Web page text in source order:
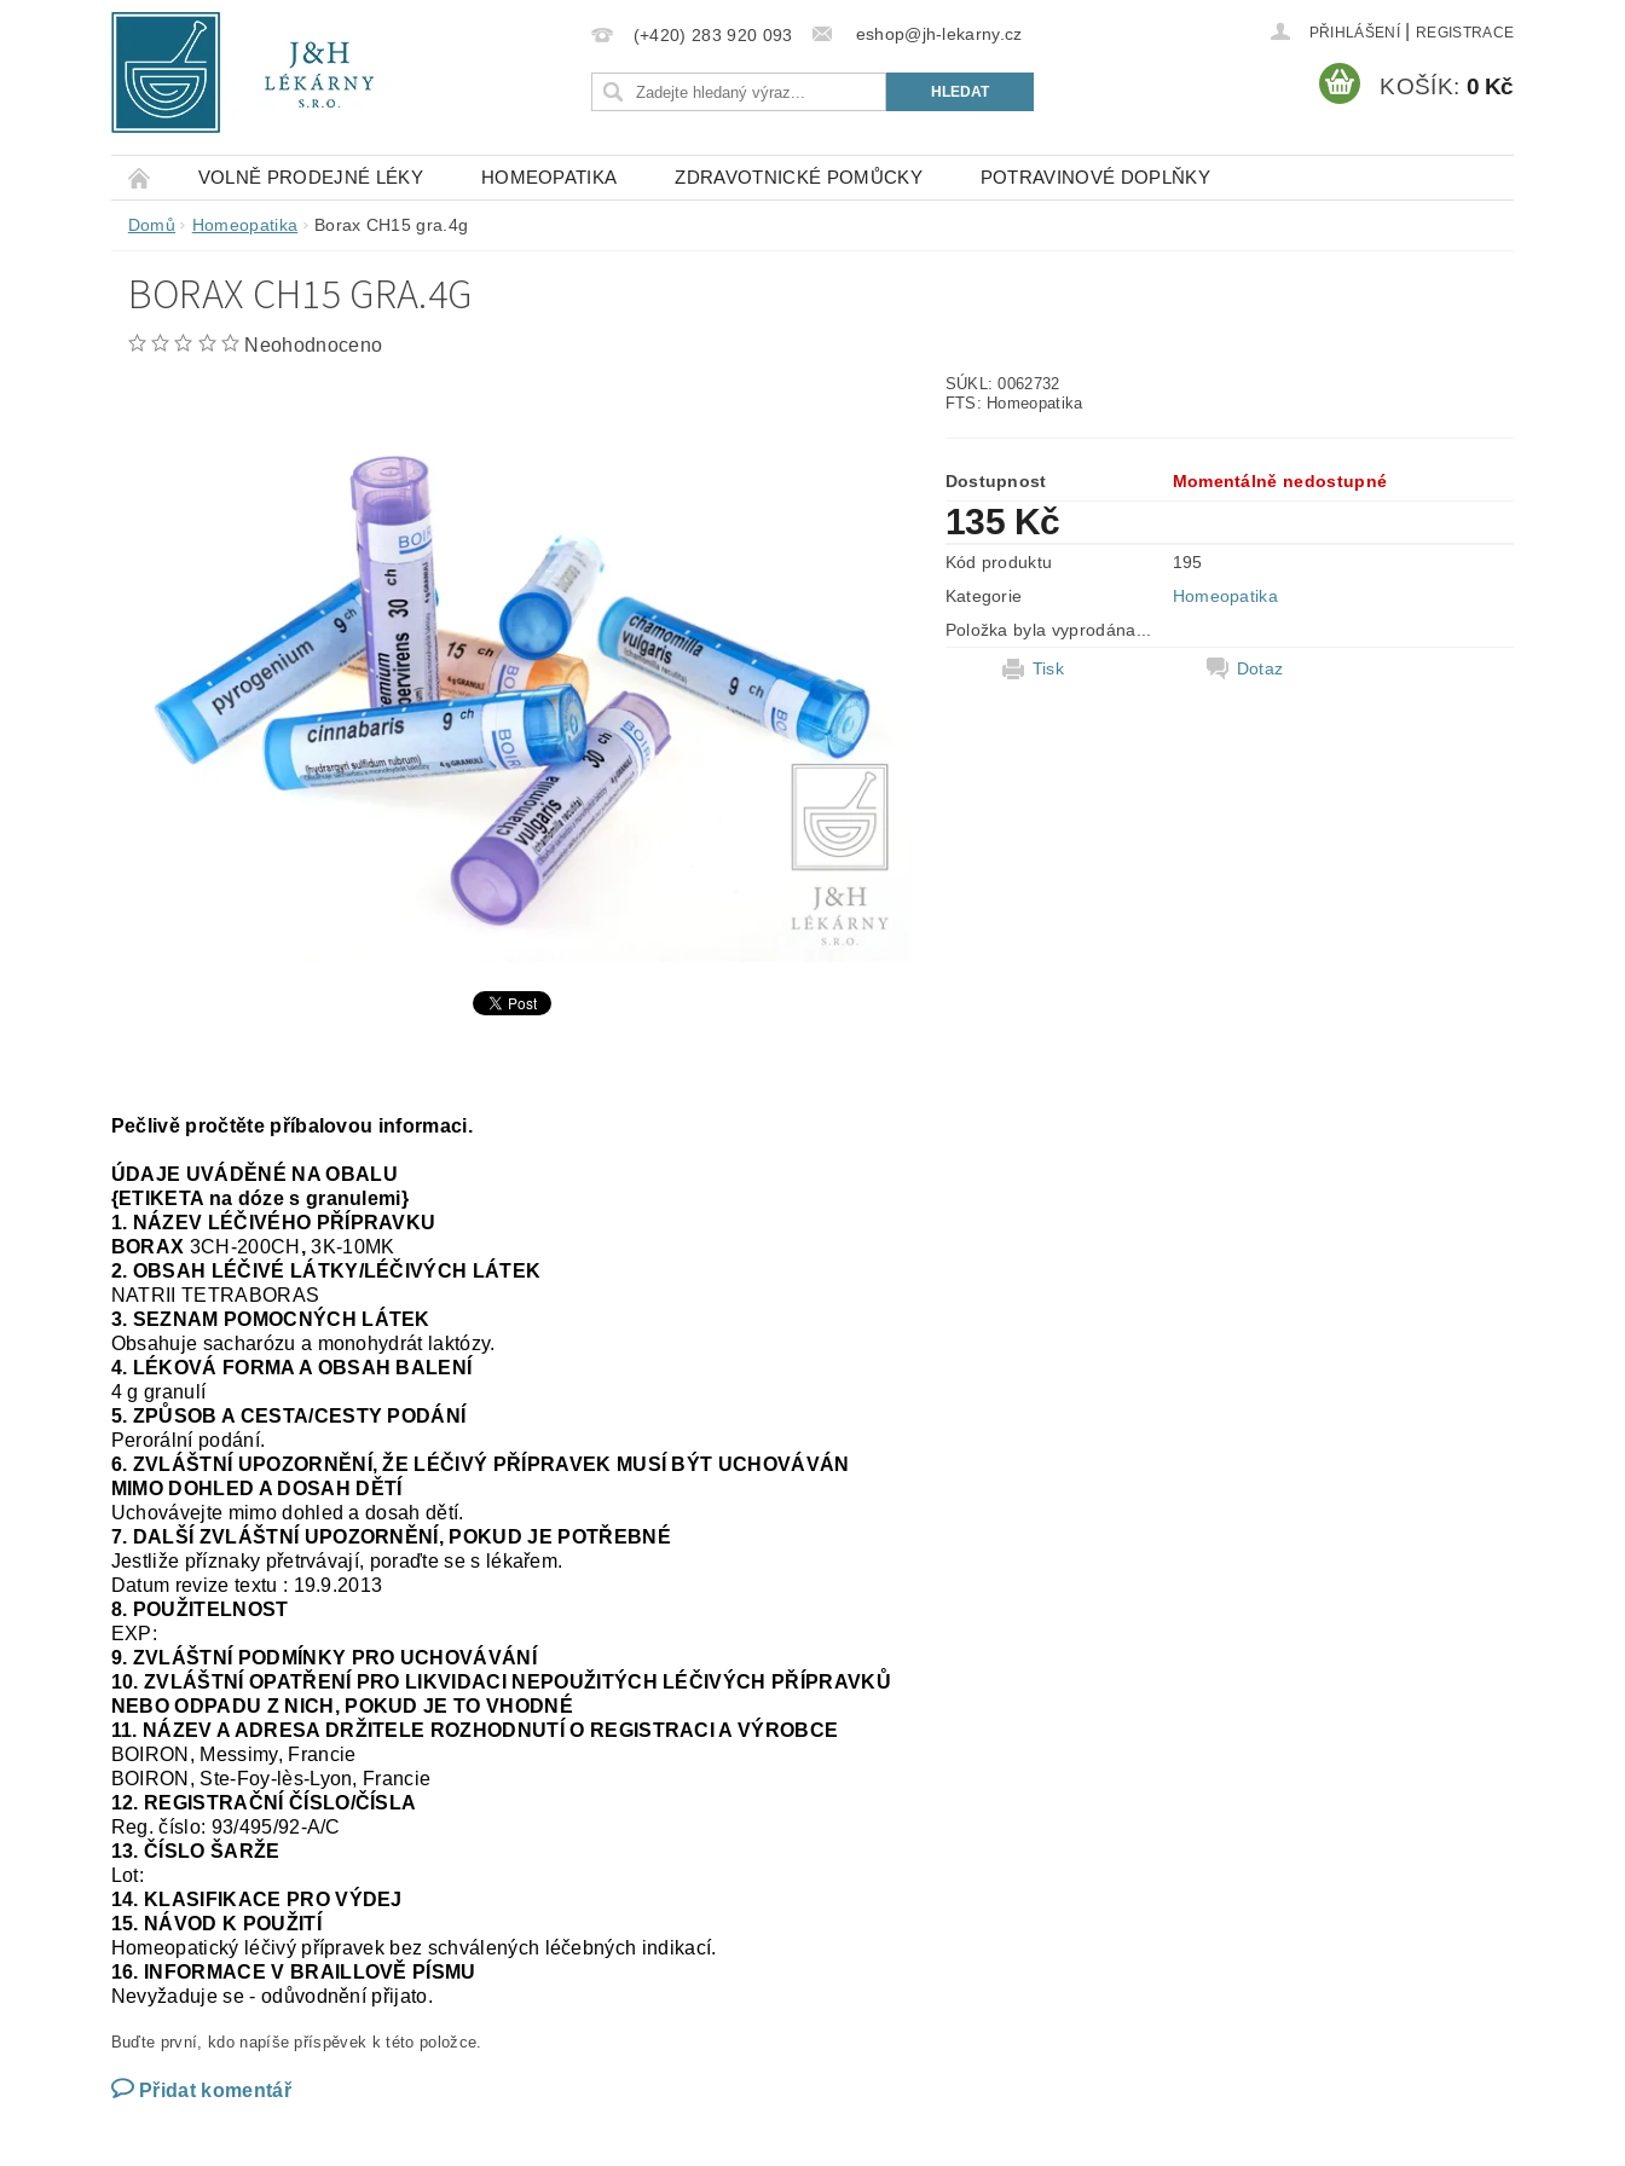
(+420) 283 920 093 eshop@jh-lekarny.cz PŘIHLÁŠENÍ REGISTRACE
KOŠÍK: 0 Kč
VOLNĚ PRODEJNÉ LÉKY HOMEOPATIKA ZDRAVOTNICKÉ POMŮCKY POTRAVINOVÉ DOPLŇKY
OBCHODNÍ PODMÍNKY KONTAKTY
Domů Homeopatika Borax CH15 gra.4g
BORAX CH15 GRA.4G
Neohodnoceno
SÚKL: 0062732
FTS: Homeopatika
Dostupnost Momentálně nedostupné
135 Kč
Kód produktu
195
Kategorie
Homeopatika
Položka byla vyprodána...
Tisk
Dotaz
Pečlivě pročtěte příbalovou informaci.
ÚDAJE UVÁDĚNÉ NA OBALU
{ETIKETA na dóze s granulemi}
1. NÁZEV LÉČIVÉHO PŘÍPRAVKU
BORAX 3CH-200CH ,3K-10MK
2. OBSAH LÉČIVÉ LÁTKY/LÉČIVÝCH LÁTEK
NATRII TETRABORAS
3. SEZNAM POMOCNÝCH LÁTEK
Obsahuje sacharózu a monohydrát laktózy.
4. LÉKOVÁ FORMA A OBSAH BALENÍ
4 g granulí
5. ZPŮSOB A CESTA/CESTY PODÁNÍ
Perorální podání.
6. ZVLÁŠTNÍ UPOZORNĚNÍ, ŽE LÉČIVÝ PŘÍPRAVEK MUSÍ BÝT UCHOVÁVÁN
MIMO DOHLED A DOSAH DĚTÍ
Uchovávejte mimo dohled a dosah dětí.
7. DALŠÍ ZVLÁŠTNÍ UPOZORNĚNÍ, POKUD JE POTŘEBNÉ
Jestliže příznaky přetrvávají, poraďte se s lékařem.
Datum revize textu : 19.9.2013
8. POUŽITELNOST
EXP:
9. ZVLÁŠTNÍ PODMÍNKY PRO UCHOVÁVÁNÍ
10. ZVLÁŠTNÍ OPATŘENÍ PRO LIKVIDACI NEPOUŽITÝCH LÉČIVÝCH PŘÍPRAVKŮ
NEBO ODPADU Z NICH, POKUD JE TO VHODNÉ
11. NÁZEV A ADRESA DRŽITELE ROZHODNUTÍ O REGISTRACI A VÝROBCE
BOIRON, Messimy, Francie
BOIRON, Ste-Foy-lès-Lyon, Francie
12. REGISTRAČNÍ ČÍSLO/ČÍSLA
Reg. číslo: 93/495/92-A/C
13. ČÍSLO ŠARŽE
Lot:
14. KLASIFIKACE PRO VÝDEJ
15. NÁVOD K POUŽITÍ
Homeopatický léčivý přípravek bez schválených léčebných indikací.
16. INFORMACE V BRAILLOVĚ PÍSMU
Nevyžaduje se- odůvodnění přijato.
Buďte první, kdo napíše příspěvek k této položce.
Přidat komentář